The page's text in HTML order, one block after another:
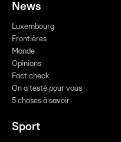
News
Luxembourg
Frontières
Monde
Opinions
Fact check
On a testé pour vous
5 choses à savoir
Sport